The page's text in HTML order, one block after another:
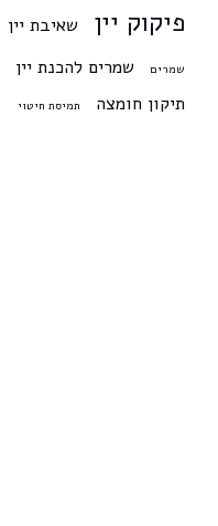
פיקוק יין שאיבת יין
שמרים שמרים להכנת יין
תיקון חומצה
תמיסת חיטוי